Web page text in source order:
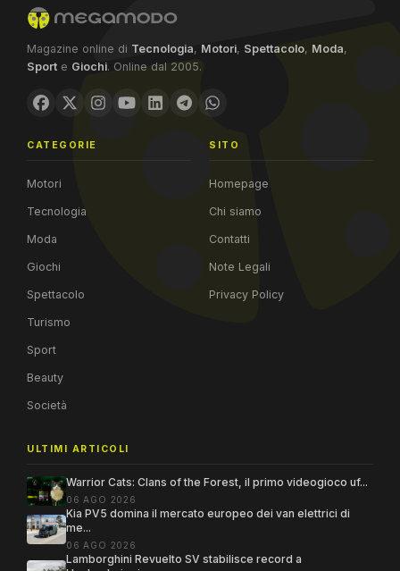
Magazine online di Tecnologia, Motori, Spettacolo, Moda,
Sport e Giochi. Online dal 2005.
CATEGORIE
Motori
Tecnologia
Moda
Giochi
Spettacolo
Turismo
Sport
Beauty
Società
SITO
Homepage
Chi siamo
Contatti
Note Legali
Privacy Policy
ULTIMI ARTICOLI
Warrior Cats: Clans of the Forest, il primo videogioco uf...
06 AGO 2026
Kia PV5 domina il mercato europeo dei van elettrici di
me...
06 AGO 2026
Lamborghini Revuelto SV stabilisce record a